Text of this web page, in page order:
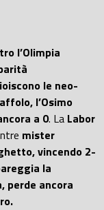
l’Olimpia
le neo-
l’Osimo
a 0. La Labor
mister
vincendo 2-
la
perde ancora